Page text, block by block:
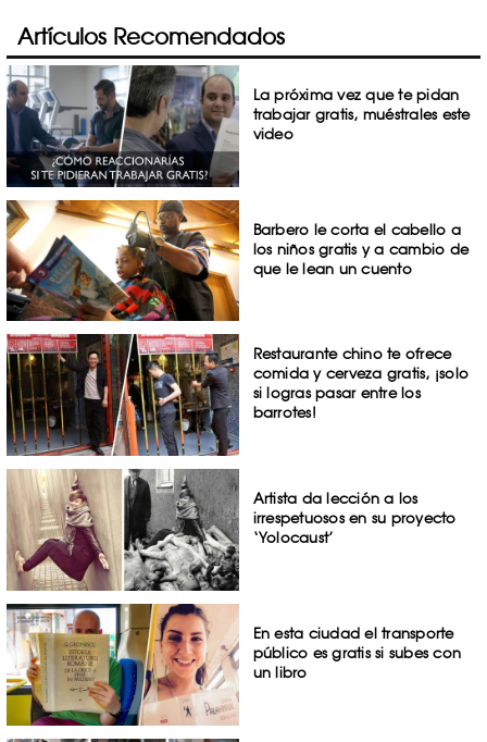
Artículos Recomendados
La próxima vez que te pidan
trabajar gratis, muéstrales este
video
Barbero le corta el cabello a
los niños gratis y a cambio de
que le lean un cuento
Restaurante chino te ofrece
comida y cerveza gratis, ¡solo
si logras pasar entre los
barrotes!
Artista da lección a los
irrespetuosos en su proyecto
‘Yolocaust’
En esta ciudad el transporte
público es gratis si subes con
un libro